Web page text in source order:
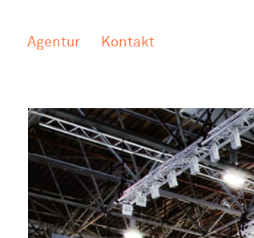
Agentur Kontakt